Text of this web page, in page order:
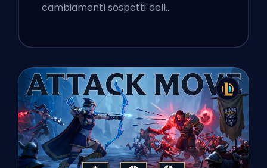
cambiamenti sospetti dell…